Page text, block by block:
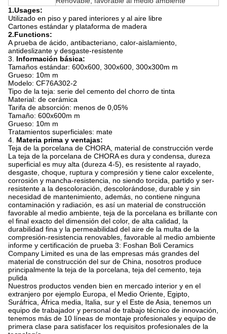
1.Usages:
Utilizado en piso y pared interiores y al aire libre
Cartones estándar y plataforma de madera
2.Functions:
A prueba de ácido, antibacteriano, calor-aislamiento,
antideslizante y desgaste-resistente
3. Información básica:
Tamaños estándar: 600x600, 300x600, 300x300m m
Grueso: 10m m
Modelo: CF76A302-2
Tipo de la teja: serie del cemento del chorro de tinta
Material: de cerámica
Tarifa de absorción: menos de 0,05%
Tamaño: 600x600m m
Grueso: 10m m
Tratamientos superficiales: mate
4. Materia prima y ventajas:
Teja de la porcelana de CHORA, material de construcción verde
La teja de la porcelana de CHORA es dura y condensa, dureza
superficial es muy alta (dureza 4-5), es resistente al rayado,
desgaste, choque, ruptura y compresión y tiene calor excelente,
corrosión y mancha-resistencia, no siendo torcida, partido y ser-
resistente a la descoloración, descolorándose, durable y sin
necesidad de mantenimiento, además, no contiene ninguna
contaminación y radiación, es así un material de construcción
favorable al medio ambiente, teja de la porcelana es brillante con
el final exacto del dimensión del color, de alta calidad, la
durabilidad fina y la permeabilidad del aire de la multa de la
compresión-resistencia renovables, favorable al medio ambiente
informe y certificación de prueba 3: Foshan Boli Ceramics
Company Limited es una de las empresas más grandes del
material de construcción del sur de China, nosotros produce
principalmente la teja de la porcelana, teja del cemento, teja
pulida
Nuestros productos venden bien en mercado interior y en el
extranjero por ejemplo Europa, el Medio Oriente, Egipto,
Suráfrica, África media, Italia, sur y el Este de Asia, tenemos un
equipo de trabajador y personal de trabajo técnico de innovación,
tenemos más de 10 líneas de montaje profesionales y equipo de
primera clase para satisfacer los requisitos profesionales de la